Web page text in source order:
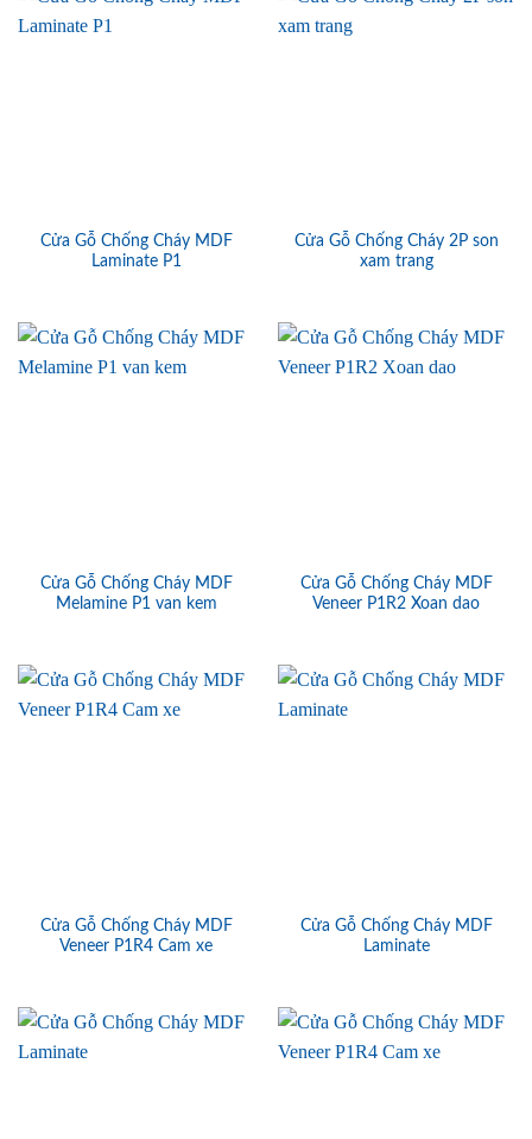
Cửa Gỗ Chống Cháy MDF
Laminate P1
Cửa Gỗ Chống Cháy 2P son
xam trang
Cửa Gỗ Chống Cháy MDF
Melamine P1 van kem
Cửa Gỗ Chống Cháy MDF
Veneer P1R2 Xoan dao
Cửa Gỗ Chống Cháy MDF
Veneer P1R4 Cam xe
Cửa Gỗ Chống Cháy MDF
Laminate